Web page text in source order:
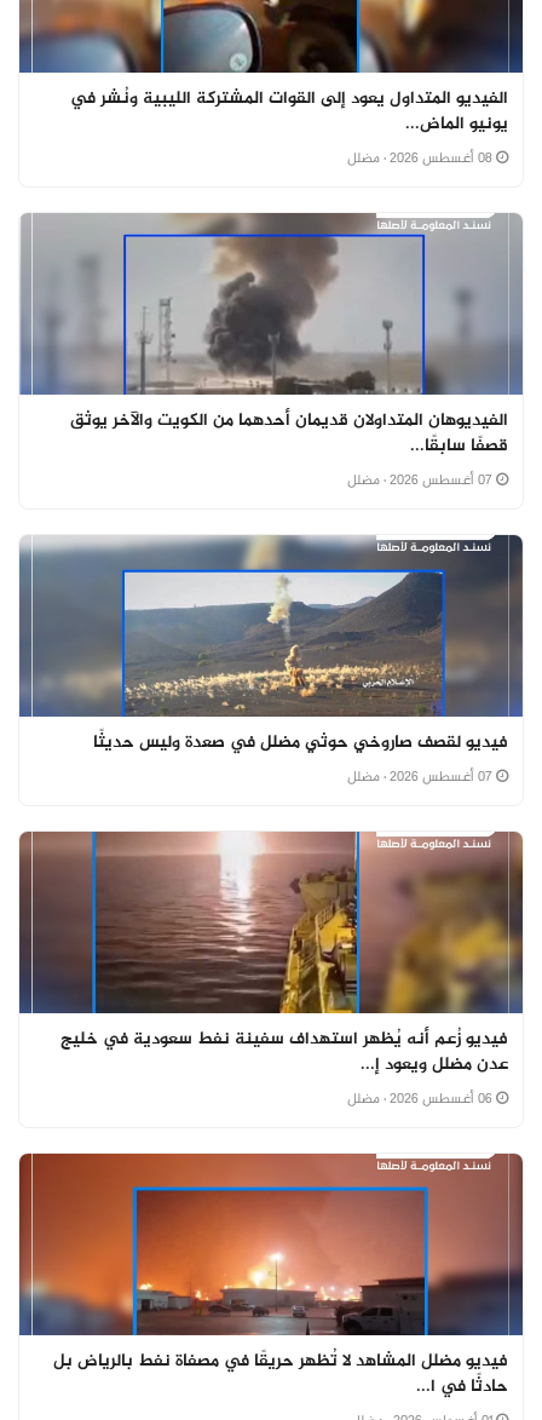
الفيديو المتداول يعود إلى القوات المشتركة الليبية ونُشر في
يونيو الماض...
· مضلل
الفيديوهان المتداولان قديمان أحدهما من الكويت والآخر يوثق
قصفًا سابقًا...
· مضلل
فيديو لقصف صاروخي حوثي مضلل في صعدة وليس حديثًا
· مضلل
فيديو زُعم أنه يُظهر استهداف سفينة نفط سعودية في خليج
عدن مضلل ويعود إ...
· مضلل
فيديو مضلل المشاهد لا تُظهر حريقًا في مصفاة نفط بالرياض بل
حادثًا في ا...